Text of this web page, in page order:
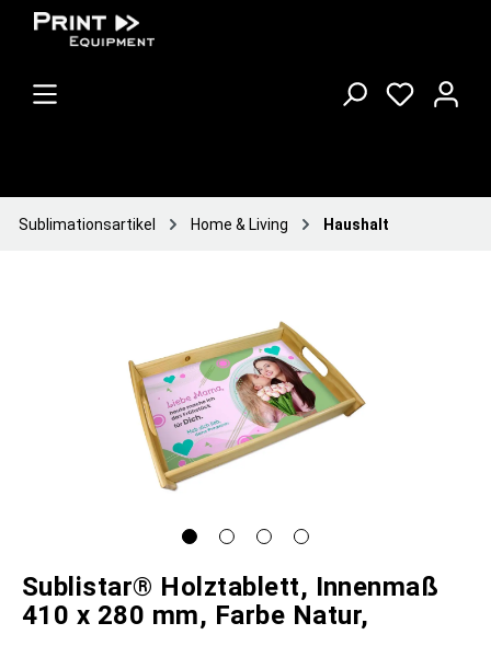
Sublimationsartikel Home & Living Haushalt
Sublistar® Holztablett, Innenmaß
410 x 280 mm, Farbe Natur,